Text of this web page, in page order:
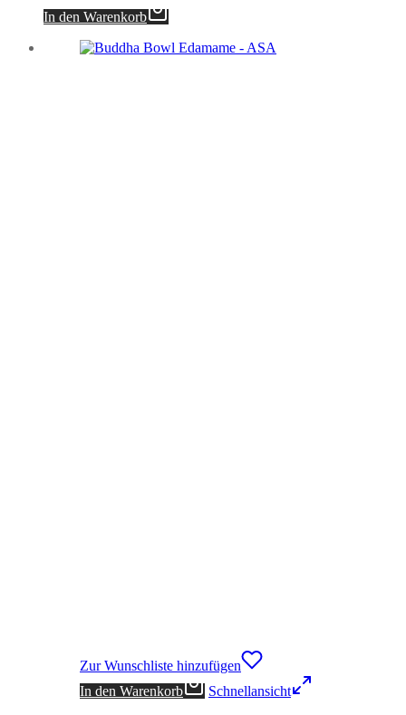
In den Warenkorb
Zur Wunschliste hinzufügen
In den Warenkorb
Schnellansicht